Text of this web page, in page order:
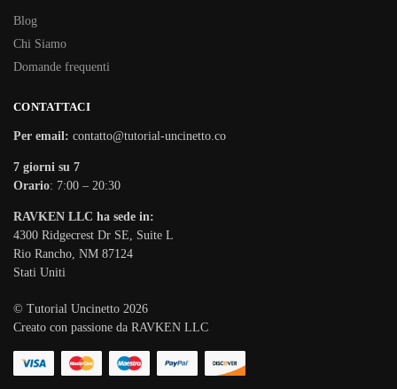
Blog
Chi Siamo
Domande frequenti
CONTATTACI
Per email: contatto@tutorial-uncinetto.co
7 giorni su 7
Orario: 7:00 – 20:30
RAVKEN LLC ha sede in:
4300 Ridgecrest Dr SE, Suite L
Rio Rancho, NM 87124
Stati Uniti
© Tutorial Uncinetto 2026
Creato con passione da RAVKEN LLC